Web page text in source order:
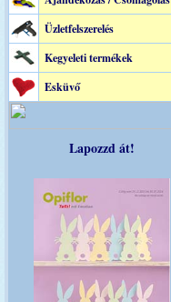
Üzletfelszerelés
Kegyeleti termékek
Esküvő
Lapozzd át!